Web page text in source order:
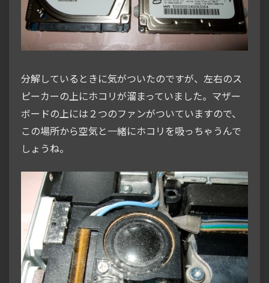
分解しているときに気がついたのですが、左右のス
ピーカーの上にホコリが溜まっていました。マザー
ボードの上には２つのファンがついていますので、
この場所から空気と一緒にホコリを吸っちゃうんで
しょうね。